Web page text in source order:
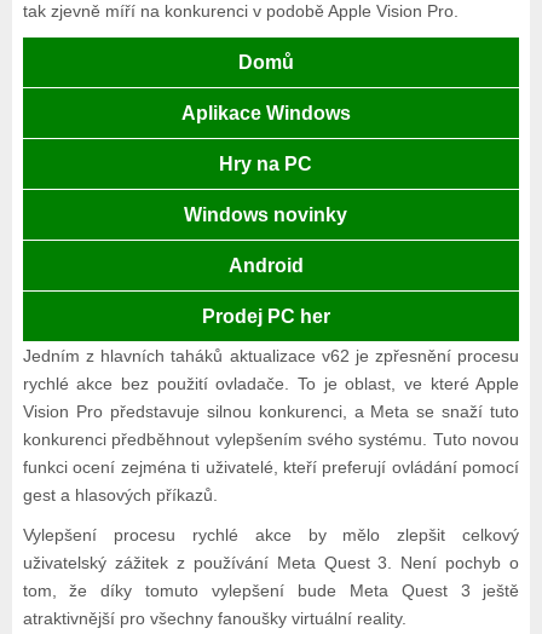
tak zjevně míří na konkurenci v podobě Apple Vision Pro.
Domů
Aplikace Windows
Hry na PC
Windows novinky
Android
Prodej PC her
Jedním z hlavních taháků aktualizace v62 je zpřesnění procesu
rychlé akce bez použití ovladače. To je oblast, ve které Apple
Vision Pro představuje silnou konkurenci, a Meta se snaží tuto
konkurenci předběhnout vylepšením svého systému. Tuto novou
funkci ocení zejména ti uživatelé, kteří preferují ovládání pomocí
gest a hlasových příkazů.
Vylepšení procesu rychlé akce by mělo zlepšit celkový
uživatelský zážitek z používání Meta Quest 3. Není pochyb o
tom, že díky tomuto vylepšení bude Meta Quest 3 ještě
atraktivnější pro všechny fanoušky virtuální reality.